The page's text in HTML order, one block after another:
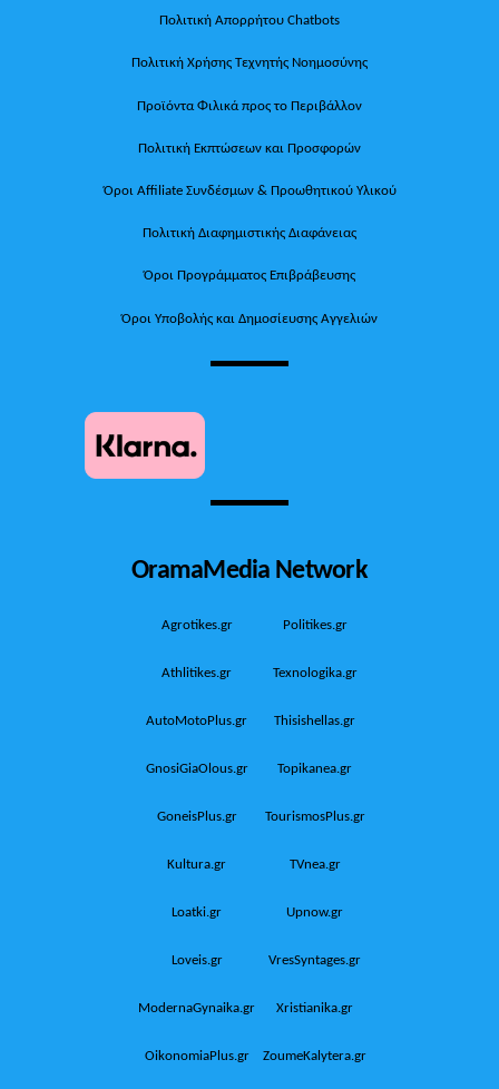
Πολιτική Απορρήτου Chatbots
Πολιτική Χρήσης Τεχνητής Νοημοσύνης
Προϊόντα Φιλικά προς το Περιβάλλον
Πολιτική Εκπτώσεων και Προσφορών
Όροι Affiliate Συνδέσμων & Προωθητικού Υλικού
Πολιτική Διαφημιστικής Διαφάνειας
Όροι Προγράμματος Επιβράβευσης
Όροι Υποβολής και Δημοσίευσης Αγγελιών
OramaMedia Network
Agrotikes.gr Politikes.gr
Athlitikes.gr Texnologika.gr
AutoMotoPlus.gr Thisishellas.gr
GnosiGiaOlous.gr Topikanea.gr
GoneisPlus.gr TourismosPlus.gr
Kultura.gr TVnea.gr
Loatki.gr Upnow.gr
Loveis.gr VresSyntages.gr
ModernaGynaika.gr Xristianika.gr
OikonomiaPlus.gr ZoumeKalytera.gr